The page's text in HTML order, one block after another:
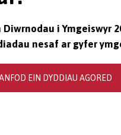
Diwrnodau i Ymgeiswyr
nesaf ar gyfer
EIN DYDDIAU AGORED